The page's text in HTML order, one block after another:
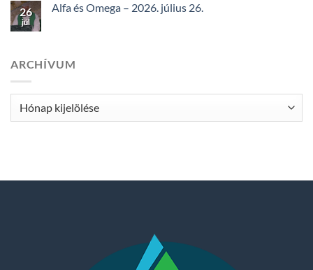
26
júl
Alfa és Omega – 2026. július 26.
ARCHÍVUM
Archívum